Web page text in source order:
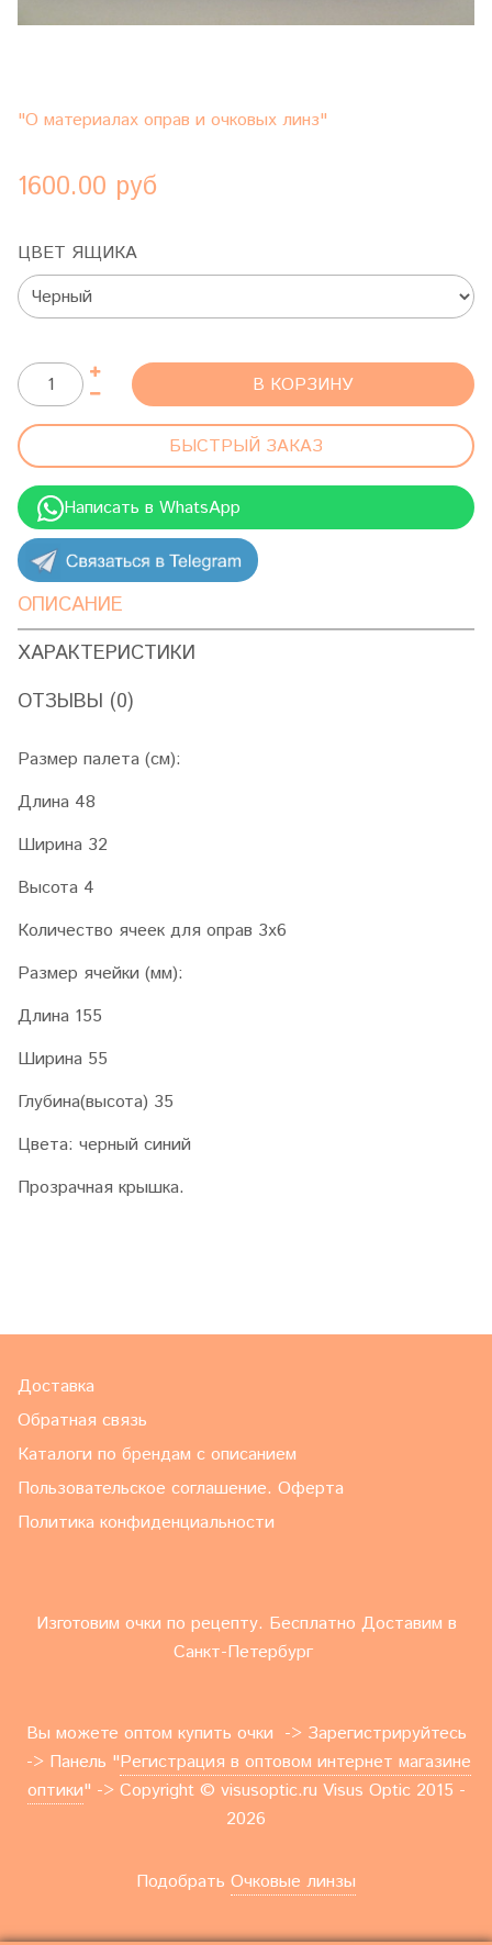
"О материалах оправ и очковых линз"
1600.00 руб
ЦВЕТ ЯЩИКА
В КОРЗИНУ
БЫСТРЫЙ ЗАКАЗ
Написать в WhatsApp
ОПИСАНИЕ
ХАРАКТЕРИСТИКИ
ОТЗЫВЫ (0)
Размер палета (см):
Длина 48
Ширина 32
Высота 4
Количество ячеек для оправ 3х6
Размер ячейки (мм):
Длина 155
Ширина 55
Глубина(высота) 35
Цвета: черный синий
Прозрачная крышка.
Доставка
Обратная связь
Каталоги по брендам с описанием
Пользовательское соглашение. Оферта
Политика конфиденциальности
Изготовим очки по рецепту. Бесплатно Доставим в
Санкт-Петербург
Вы можете оптом купить очки -> Зарегистрируйтесь
-> Панель "Регистрация в оптовом интернет магазине
оптики" -> Copyright © visusoptic.ru Visus Optic 2015 -
2026
Подобрать Очковые линзы